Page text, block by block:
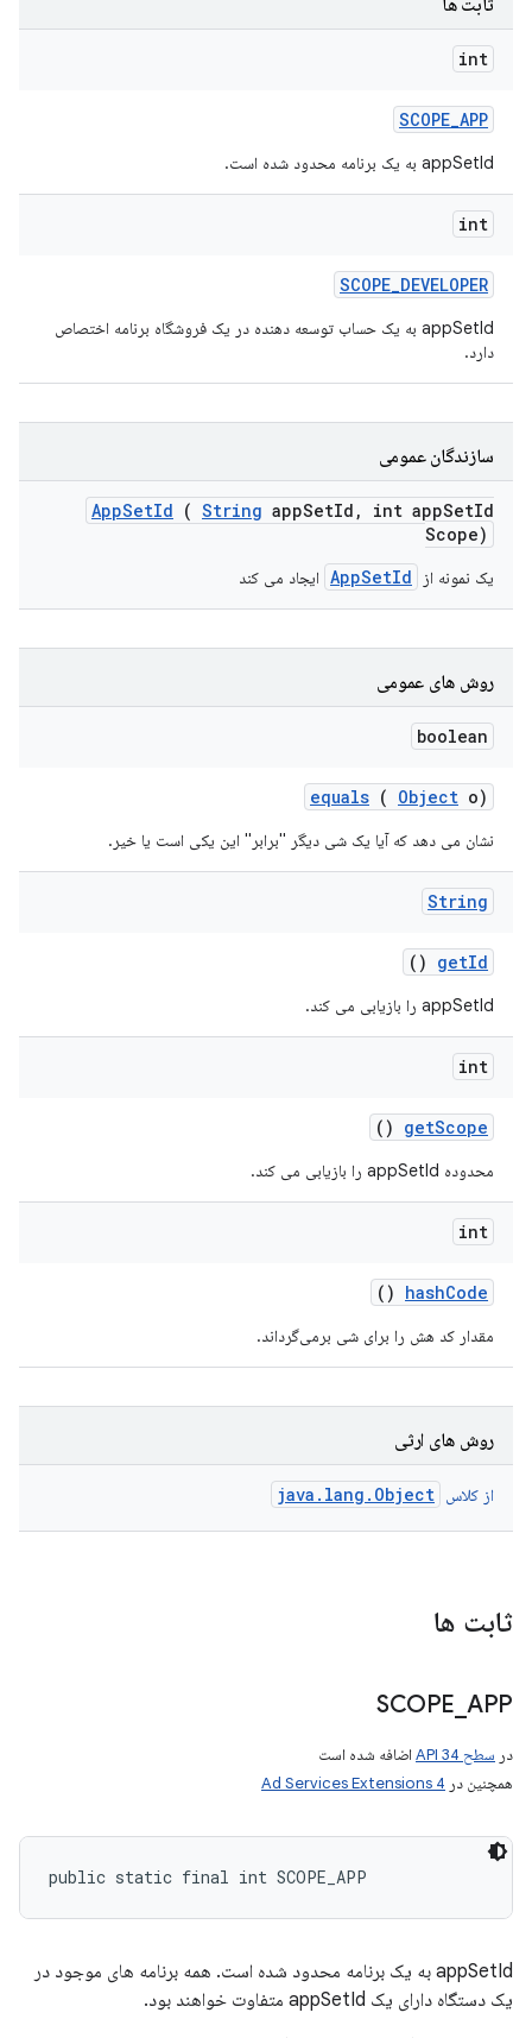
ثابت ها
int
SCOPE_APP
appSetId به یک برنامه محدود شده است.
int
SCOPE_DEVELOPER
appSetId به یک حساب توسعه دهنده در یک فروشگاه برنامه اختصاص
دارد.
سازندگان عمومی
AppSetId ( String appSetId , int appSetId
Scope)
یک نمونه از AppSetId ایجاد می کند
روش های عمومی
boolean
equals ( Object o)
نشان می دهد که آیا یک شی دیگر "برابر" این یکی است یا خیر.
String
getId
()
appSetId را بازیابی می کند.
int
getScope
()
محدوده appSetId را بازیابی می کند.
int
hashCode
()
مقدار کد هش را برای شی برمی‌گرداند.
روش های ارثی
از کلاس java.lang.Object
ثابت ها
SCOPE APP
در سطح API 34
اضافه شده است
همچنین در Ad Services Extensions 4
public static final int SCOPE_APP
appSetId به یک برنامه محدود شده است. همه برنامه های موجود در
یک دستگاه دارای یک appSetId متفاوت خواهند بود.